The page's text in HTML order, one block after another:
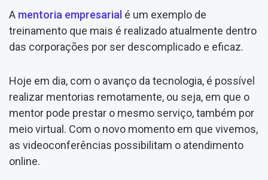
A mentoria empresarial é um exemplo de
treinamento que mais é realizado atualmente dentro
das corporações por ser descomplicado e eficaz.
Hoje em dia, com o avanço da tecnologia, é possível
realizar mentorias remotamente, ou seja, em que o
mentor pode prestar o mesmo serviço, também por
meio virtual. Com o novo momento em que vivemos,
as videoconferências possibilitam o atendimento
online.